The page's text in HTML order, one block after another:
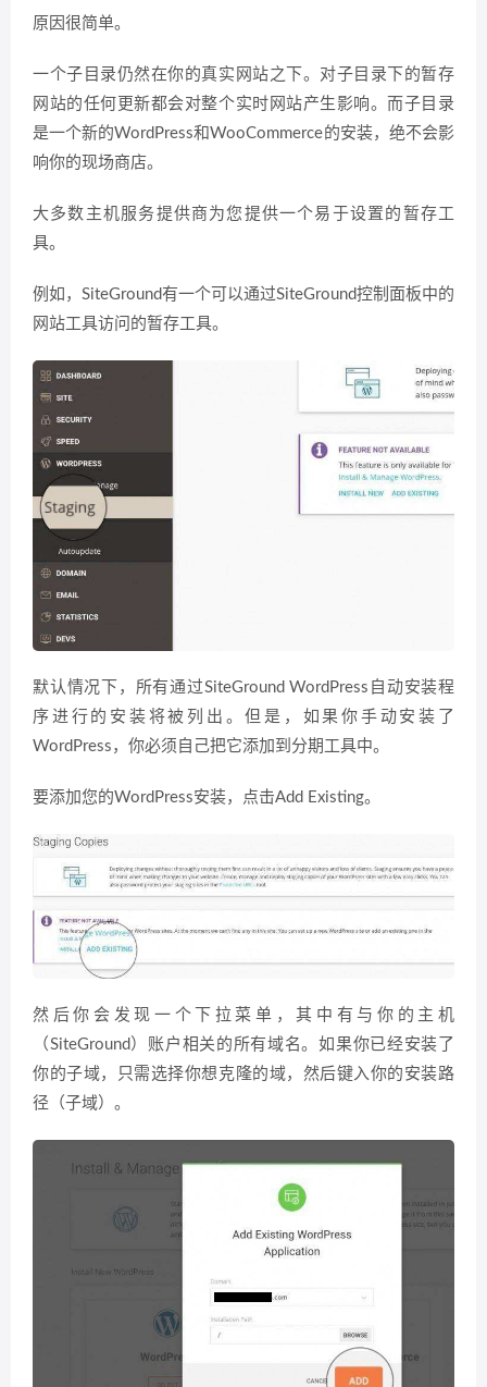
原因很简单。
一个子目录仍然在你的真实网站之下。对子目录下的暂存
网站的任何更新都会对整个实时网站产生影响。而子目录
是一个新的WordPress和WooCommerce的安装，绝不会影
响你的现场商店。
大多数主机服务提供商为您提供一个易于设置的暂存工
具。
例如，SiteGround有一个可以通过SiteGround控制面板中的
网站工具访问的暂存工具。
默认情况下，所有通过SiteGround WordPress自动安装程
序进行的安装将被列出。但是，如果你手动安装了
WordPress，你必须自己把它添加到分期工具中。
要添加您的WordPress安装，点击Add Existing。
然后你会发现一个下拉菜单，其中有与你的主机
（SiteGround）账户相关的所有域名。如果你已经安装了
你的子域，只需选择你想克隆的域，然后键入你的安装路
径（子域）。